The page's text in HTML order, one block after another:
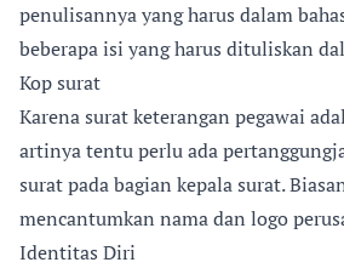
penulisannya yang harus dalam
beberapa isi yang harus dituliskan
Kop surat
Karena surat keterangan pegawai
artinya tentu perlu ada
surat pada bagian kepala surat.
mencantumkan nama dan logo
Identitas Diri